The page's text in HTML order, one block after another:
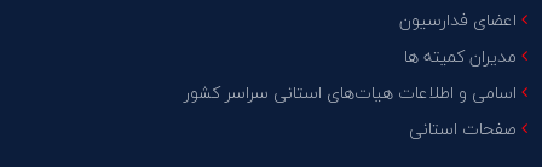
اعضای فدارسیون
مدیران کمیته ها
اسامی و اطلاعات هیات‌های استانی سراسر کشور
صفحات استانی